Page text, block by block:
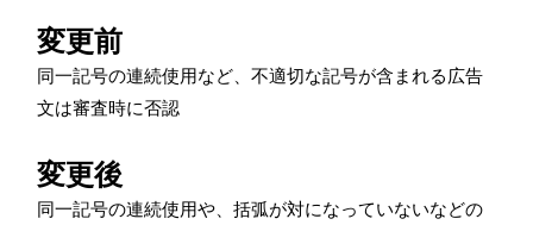
変更前
同一記号の連続使用など、不適切な記号が含まれる広告
文は審査時に否認
変更後
同一記号の連続使用や、括弧が対になっていないなどの